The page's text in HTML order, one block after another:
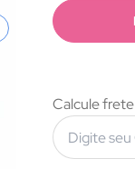
Calcule